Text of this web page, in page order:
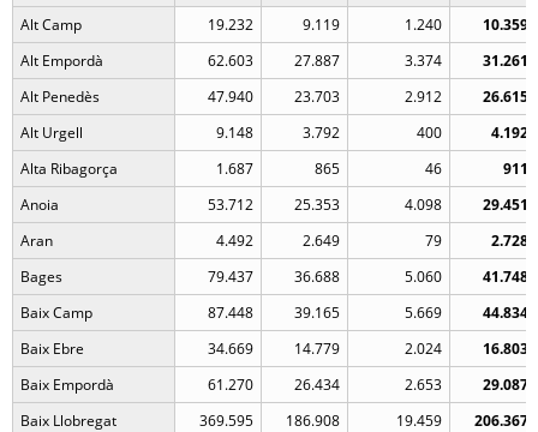
Alt Camp
19.232 9.119 1.240
10.359
Alt Empordà
62.603 27.887 3.374
31.261
Alt Penedès
47.940 23.703 2.912
26.615
Alt Urgell
9.148 3.792 400
4.192
Alta Ribagorça
1.687 865 46
911
Anoia
53.712 25.353 4.098
29.451
Aran
4.492 2.649 79
2.728
Bages
79.437 36.688 5.060
41.748
Baix Camp
87.448 39.165 5.669
44.834
Baix Ebre
34.669 14.779 2.024
16.803
Baix Empordà
61.270 26.434 2.653
29.087
Baix Llobregat
369.595 186.908 19.459
206.367